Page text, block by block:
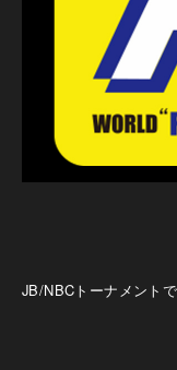
JB/NBCトーナメント